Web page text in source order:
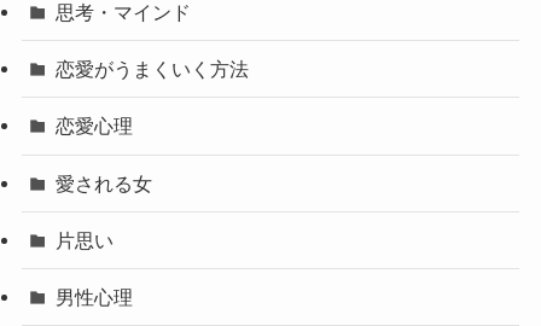
思考・マインド
恋愛がうまくいく方法
恋愛心理
愛される女
片思い
男性心理